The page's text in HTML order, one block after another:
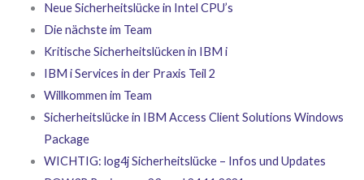
Neue Sicherheitslücke in Intel CPU’s
Die nächste im Team
Kritische Sicherheitslücken in IBM i
IBM i Services in der Praxis Teil 2
Willkommen im Team
Sicherheitslücke in IBM Access Client Solutions Windows
Package
WICHTIG: log4j Sicherheitslücke – Infos und Updates